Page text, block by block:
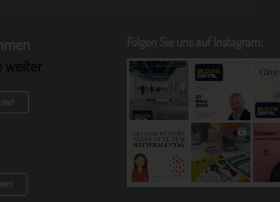
Folgen Sie uns auf Instagram:
Verknüpfung, die Einschränkung, das Löschen oder die Vernichtung.
d) Einschränkung der Verarbeitung
Einschränkung der Verarbeitung ist die Markierung gespeicherter
personenbezogener Daten mit dem Ziel, ihre künftige Verarbeitung
e) Profiling
personenbezogener Daten, die darin besteht, dass diese
personenbezogenen Daten verwendet werden, um bestimmte
persönliche Aspekte, die sich auf eine natürliche Person beziehen, zu
bewerten, insbesondere, um Aspekte bezüglich Arbeitsleistung,
Zuverlässigkeit, Verhalten, Aufenthaltsort oder Ortswechsel dieser